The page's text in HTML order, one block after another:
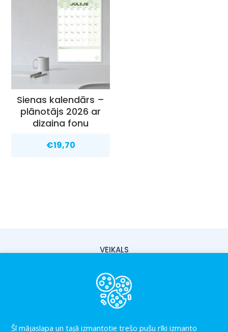
Sienas kalendārs –
plānotājs 2026 ar
dizaina fonu
€19,70
VEIKALS
PAR MUMS
KONTAKTI
LIETOŠANAS NOTEIKUMI
Šī mājaslapa un tajā izmantotie trešo pušu rīki izmanto